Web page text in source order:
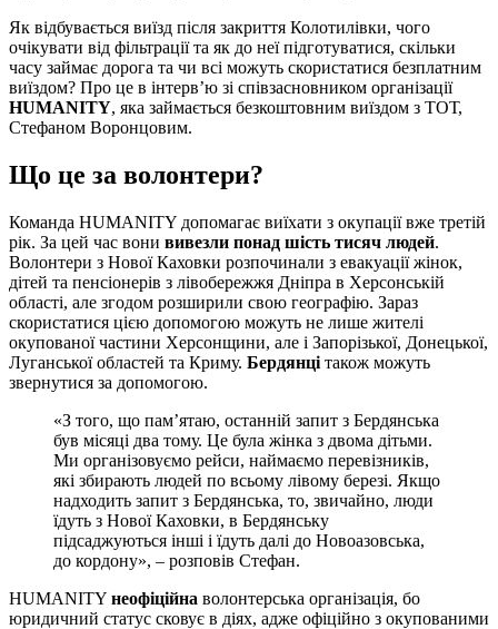
Як відбувається виїзд після закриття Колотилівки, чого
очікувати від фільтрації та як до неї підготуватися, скільки
часу займає дорога та чи всі можуть скористатися безплатним
виїздом? Про це в інтерв’ю зі співзасновником організації
HUMANITY, яка займається безкоштовним виїздом з ТОТ,
Стефаном Воронцовим.
Що це за волонтери?
Команда HUMANITY допомагає виїхати з окупації вже третій
рік. За цей час вони вивезли понад шість тисяч людей.
Волонтери з Нової Каховки розпочинали з евакуації жінок,
дітей та пенсіонерів з лівобережжя Дніпра в Херсонській
області, але згодом розширили свою географію. Зараз
скористатися цією допомогою можуть не лише жителі
окупованої частини Херсонщини, але і Запорізької, Донецької,
Луганської областей та Криму. Бердянці також можуть
звернутися за допомогою.
«З того, що пам’ятаю, останній запит з Бердянська
був місяці два тому. Це була жінка з двома дітьми.
Ми організовуємо рейси, наймаємо перевізників,
які збирають людей по всьому лівому березі. Якщо
надходить запит з Бердянська, то, звичайно, люди
їдуть з Нової Каховки, в Бердянську
підсаджуються інші і їдуть далі до Новоазовська,
до кордону», – розповів Стефан.
HUMANITY неофіційна волонтерська організація, бо
юридичний статус сковує в діях, адже офіційно з окупованими